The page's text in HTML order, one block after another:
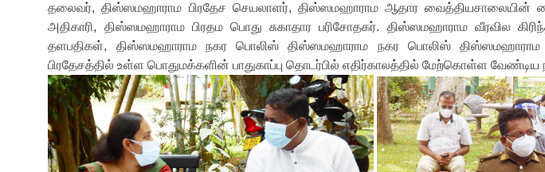
தலைவர், திஸ்ஸமஹாராம பிரதேச செயலாளர், திஸ்ஸமஹாராம ஆதார வைத்தியசாலையின்
அதிகாரி, திஸ்ஸமஹாராம பிரதம பொது சுகாதார பரிசோதகர். திஸ்ஸமஹாராம வீரவில
தளபதிகள், திஸ்ஸமஹாராம நகர பொலிஸ் திஸ்ஸமஹாராம நகர பொலிஸ் திஸ்ஸமஹாராம
பிரதேசத்தில் உள்ள பொதுமக்களின் பாதுகாப்பு தொடர்பில் எதிர்காலத்தில் மேற்கொள்ள வேண்டிய